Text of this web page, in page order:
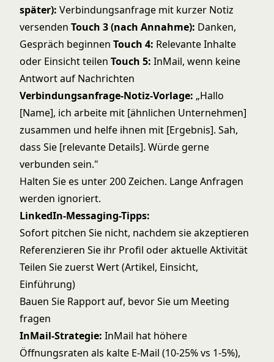
später): Verbindungsanfrage mit kurzer Notiz
versenden Touch 3 (nach Annahme): Danken,
Gespräch beginnen Touch 4: Relevante Inhalte
oder Einsicht teilen Touch 5: InMail, wenn keine
Antwort auf Nachrichten
Verbindungsanfrage-Notiz-Vorlage: „Hallo
[Name], ich arbeite mit [ähnlichen Unternehmen]
zusammen und helfe ihnen mit [Ergebnis]. Sah,
dass Sie [relevante Details]. Würde gerne
verbunden sein."
Halten Sie es unter 200 Zeichen. Lange Anfragen
werden ignoriert.
LinkedIn-Messaging-Tipps:
Sofort pitchen Sie nicht, nachdem sie akzeptieren
Referenzieren Sie ihr Profil oder aktuelle Aktivität
Teilen Sie zuerst Wert (Artikel, Einsicht,
Einführung)
Bauen Sie Rapport auf, bevor Sie um Meeting
fragen
InMail-Strategie: InMail hat höhere
Öffnungsraten als kalte E-Mail (10-25% vs 1-5%),